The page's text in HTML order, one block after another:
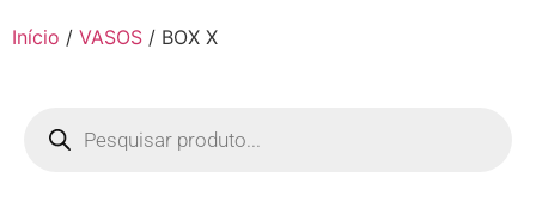
Início / VASOS / BOX X